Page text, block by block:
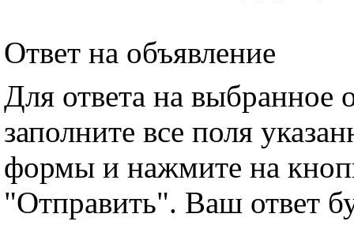
Ответ на объявление
Для ответа на выбранное
заполните все поля
формы и нажмите на
"Отправить". Ваш ответ